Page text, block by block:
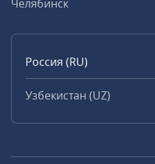
Челябинск
Россия (RU)
Узбекистан (UZ)